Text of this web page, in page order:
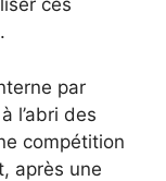
ces
par
l’abri des
compétition
après une